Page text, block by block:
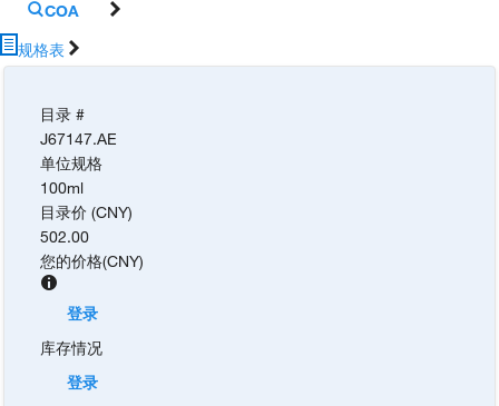
COA
规格表
目录 #
J67147.AE
单位规格
100ml
目录价 (CNY)
502.00
您的价格(CNY)
登录
库存情况
登录